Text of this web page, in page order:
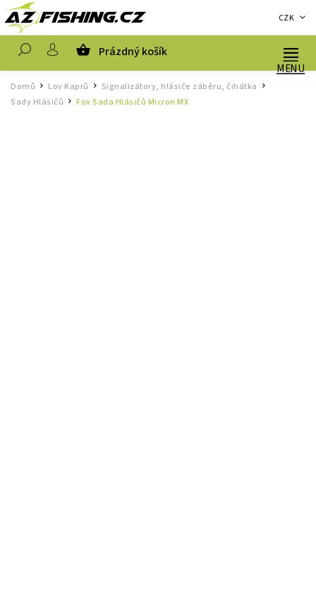
CZK
Prázdný košík
Domů / Lov Kaprů Signalizátory, hlásiče záběru, čihátka
Sady Hlásičů / Fox Sada Hlásičů Micron MX